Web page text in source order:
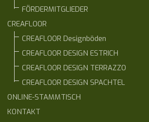
FÖRDERMITGLIEDER
CREAFLOOR
CREAFLOOR Designböden
CREAFLOOR DESIGN ESTRICH
CREAFLOOR DESIGN TERRAZZO
CREAFLOOR DESIGN SPACHTEL
ONLINE-STAMMTISCH
KONTAKT